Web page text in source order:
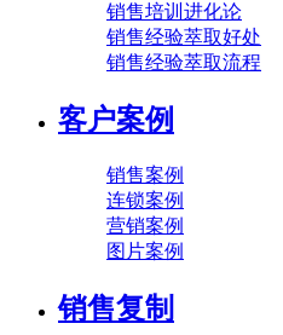
销售培训进化论
销售经验萃取好处
销售经验萃取流程
客户案例
销售案例
连锁案例
营销案例
图片案例
销售复制